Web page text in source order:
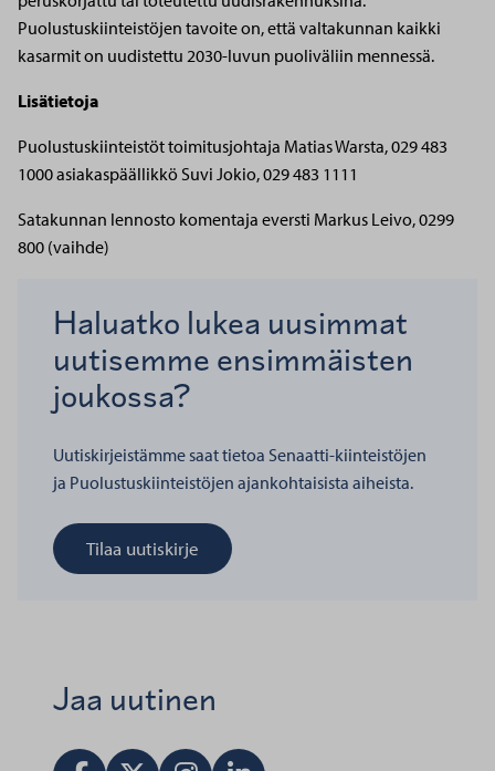
Puolustuskiinteistöjen tavoite on, että valtakunnan kaikki
kasarmit on uudistettu 2030-luvun puoliväliin mennessä.
Lisätietoja
Puolustuskiinteistöttoimitusjohtaja Matias Warsta, 029 483
1000asiakaspäällikkö Suvi Jokio, 029 483 1111
Satakunnan lennosto komentaja eversti Markus Leivo, 0299
800 (vaihde)
Haluatko lukea uusimmat
uutisemme ensimmäisten
joukossa?
Uutiskirjeistämme saat tietoa Senaatti-kiinteistöjen
ja Puolustuskiinteistöjen ajankohtaisista aiheista.
Tilaa uutiskirje
Jaa uutinen